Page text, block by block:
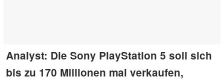
Analyst: Die Sony PlayStation 5 soll sich
bis zu 170 Millionen mal verkaufen,